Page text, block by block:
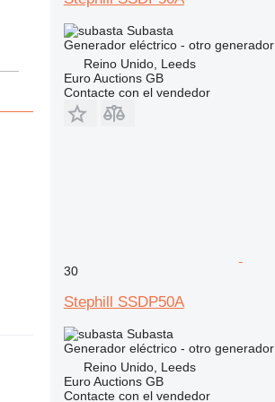
Subasta
Generador eléctrico - otro generador
Reino Unido, Leeds
Euro Auctions GB
Contacte con el vendedor
30
Stephill SSDP50A
Subasta
Generador eléctrico - otro generador
Reino Unido, Leeds
Euro Auctions GB
Contacte con el vendedor